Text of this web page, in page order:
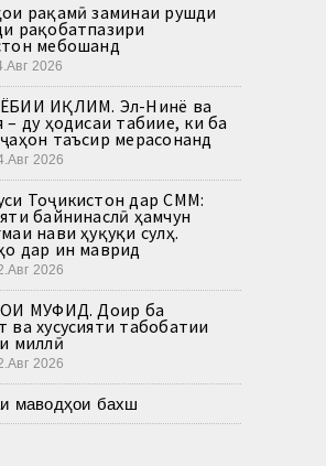
рақамӣ заминаи рушди
рақобатпазири
мебошанд
2026
ИҚЛИМ. Эл-Нинё ва
ду ҳодисаи табиие, ки ба
таъсир мерасонанд
2026
Тоҷикистон дар СММ:
байнинаслӣ ҳамчун
нави ҳуқуқи сулҳ.
дар ин маврид
2026
МУФИД. Доир ба
ва хусусияти табобатии
миллӣ
2026
маводҳои бахш